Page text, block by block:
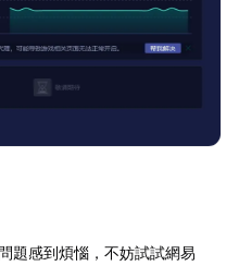
題感到煩惱，不妨試試網易